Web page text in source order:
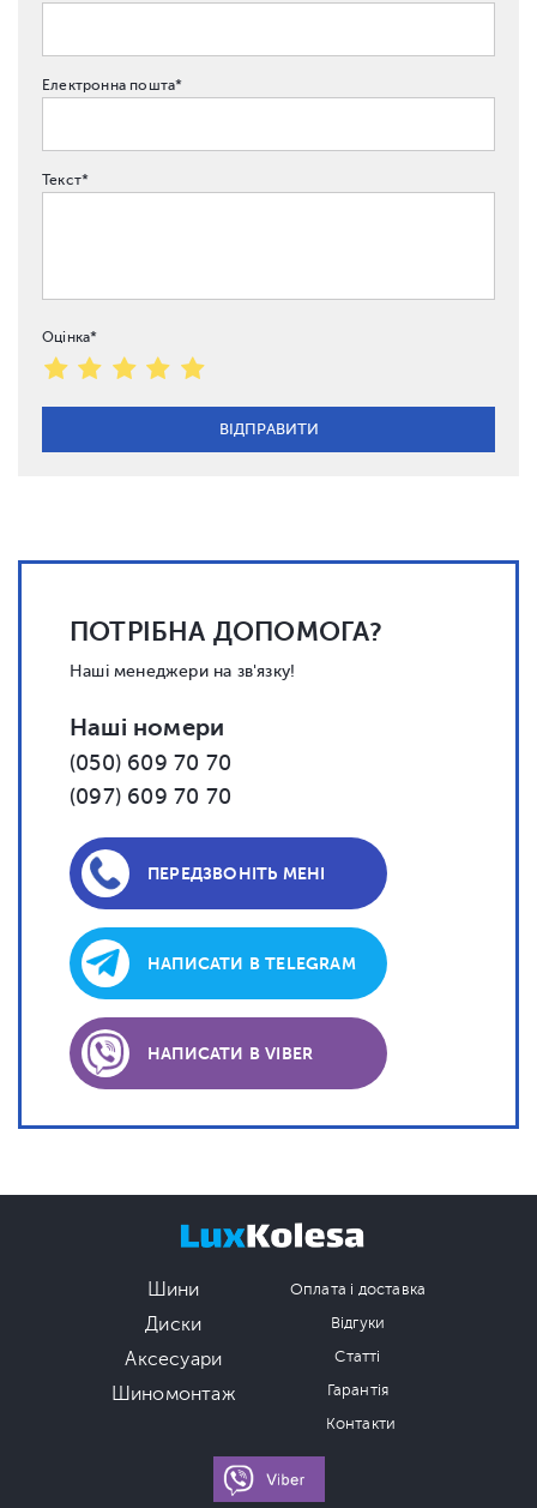
Електронна пошта*
Текст*
Оцінка*
ПОТРІБНА ДОПОМОГА?
Наші менеджери на зв'язку!
Наші номери
(050) 609 70 70
(097) 609 70 70
ПЕРЕДЗВОНІТЬ МЕНІ
НАПИСАТИ В TELEGRAM
НАПИСАТИ В VIBER
Шини
Диски
Аксесуари
Шиномонтаж
Оплата і доставка
Відгуки
Статті
Гарантія
Контакти